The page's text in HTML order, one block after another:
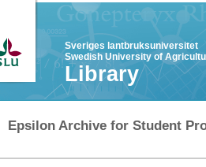
Sveriges lantbruksuniversitet
Swedish University of
Library
Epsilon Archive for Student